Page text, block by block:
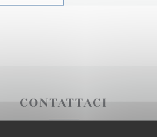
CONTATTACI